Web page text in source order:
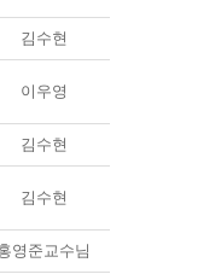
김수현
이우영
김수현
김수현
영준교수님